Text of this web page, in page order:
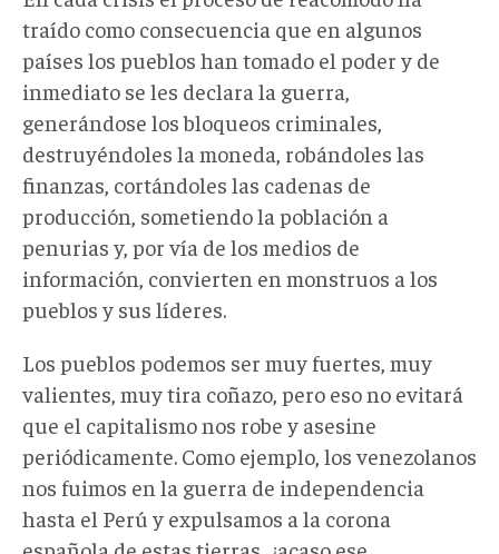
traído como consecuencia que en algunos
países los pueblos han tomado el poder y de
inmediato se les declara la guerra,
generándose los bloqueos criminales,
destruyéndoles la moneda, robándoles las
finanzas, cortándoles las cadenas de
producción, sometiendo la población a
penurias y, por vía de los medios de
información, convierten en monstruos a los
pueblos y sus líderes.
Los pueblos podemos ser muy fuertes, muy
valientes, muy tira coñazo, pero eso no evitará
que el capitalismo nos robe y asesine
periódicamente. Como ejemplo, los venezolanos
nos fuimos en la guerra de independencia
hasta el Perú y expulsamos a la corona